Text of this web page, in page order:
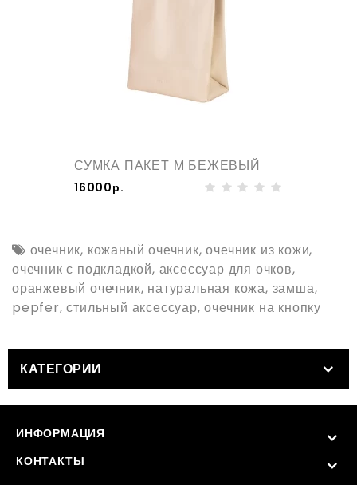
СУМКА ПАКЕТ М БЕЖЕВЫЙ
16000р.
очечник, кожаный очечник,очечник из кожи,
очечник с подкладкой, аксессуар для очков,
оранжевый очечник, натуральная кожа, замша,
pepfer,стильный аксессуар,очечник на кнопку
КАТЕГОРИИ
ИНФОРМАЦИЯ
КОНТАКТЫ